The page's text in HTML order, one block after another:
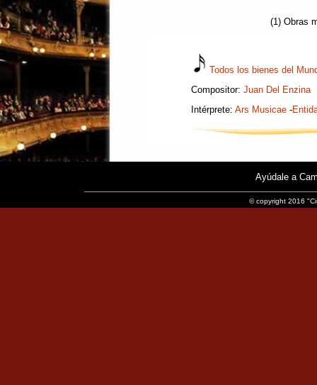
(1) Obras
Todos los bienes del
Compositor: Juan Del Enzina
Intérprete: Ars Musicae -
Ayúdale a
© copyright 2016